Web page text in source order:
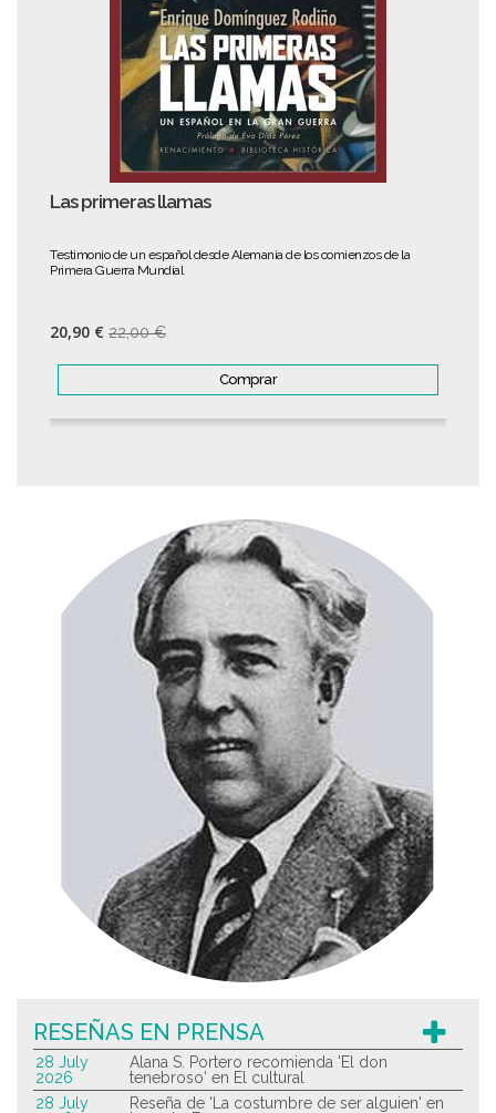
Las primeras llamas
Testimonio de un español desde Alemania de los comienzos de la
Primera Guerra Mundial
20,90 € 22,00 €
Comprar
RESEÑAS EN PRENSA
28 July
2026
Alana S. Portero recomienda 'El don
tenebroso' en El cultural
28 July
Reseña de 'La costumbre de ser alguien' en